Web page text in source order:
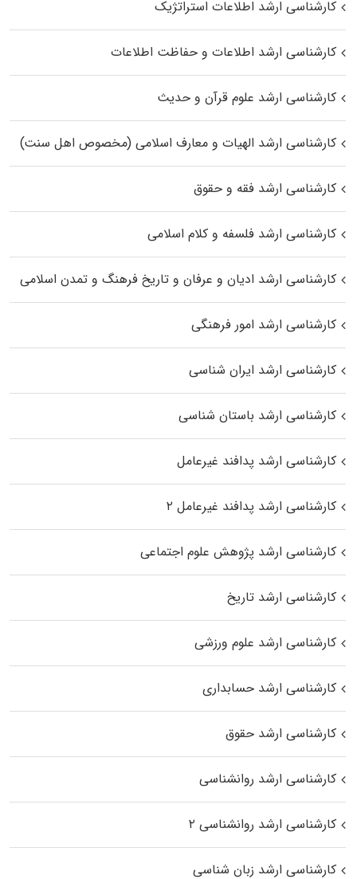
کارشناسی ارشد اطلاعات استراتژیک
کارشناسی ارشد اطلاعات و حفاظت اطلاعات
کارشناسی ارشد علوم قرآن و حدیث
کارشناسی ارشد الهیات و معارف اسلامی (مخصوص اهل سنت)
کارشناسی ارشد فقه و حقوق
کارشناسی ارشد فلسفه و کلام اسلامی
کارشناسی ارشد ادیان و عرفان و تاریخ فرهنگ و تمدن اسلامی
کارشناسی ارشد امور فرهنگی
کارشناسی ارشد ایران شناسی
کارشناسی ارشد باستان شناسی
کارشناسی ارشد پدافند غیرعامل
کارشناسی ارشد پدافند غیرعامل ۲
کارشناسی ارشد پژوهش علوم اجتماعی
کارشناسی ارشد تاریخ
کارشناسی ارشد علوم ورزشی
کارشناسی ارشد حسابداری
کارشناسی ارشد حقوق
کارشناسی ارشد روانشناسی
کارشناسی ارشد روانشناسی ۲
کارشناسی ارشد زبان شناسی